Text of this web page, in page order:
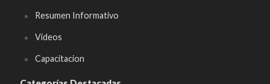
Resumen Informativo
Videos
Capacitacion